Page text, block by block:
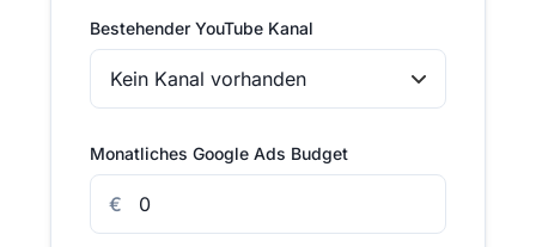
Bestehender YouTube Kanal
Monatliches Google Ads Budget